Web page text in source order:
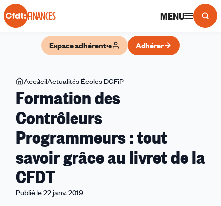
Panneau de gestion des cookies
FINANCES MENU
Espace adhérent·e Adhérer
Vous
êtes
ici
AccueilActualités Écoles DGFiP
:
tout
savoir
Formation des
Contrôleurs
Programmeurs : tout
savoir grâce au livret de la
CFDT
Publié le 22 janv. 2019